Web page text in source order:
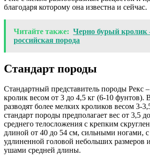
благодаря которому она известна и сейчас.
Читайте также: Черно бурый кролик
российская порода
Стандарт породы
Стандартный представитель породы Рекс
кролик весом от 3 до 4,5 кг (6-10 фунтов).
разводят более мелких кроликов весом 3-
стандарт породы предполагает вес от 3,5
среднего телосложения с крепким
длиной от 40 до 54 см, сильными ногами, с
удлиненной головой небольших размеров
ушами средней длины.